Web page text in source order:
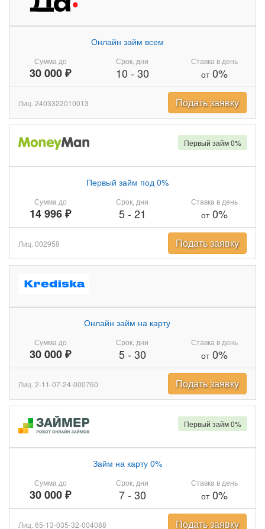
Сумма до
30 000 ₽
Онлайн займ всем
Срок, дни
10 - 30
Ставка в день
от0%
Лиц. 2403322010013 Подать заявку
Сумма до
14 996 ₽
Первый займ под 0%
Срок, дни
5- 21
Ставка в день
от0%
Первый займ 0%
Лиц. 002959 Подать заявку
Сумма до
30 000 ₽
Онлайн займ на карту
Срок, дни
5- 30
Ставка в день
от0%
Лиц. 2-11-07-24-000760 Подать заявку
Сумма до
30 000 ₽
Займ на карту 0%
Срок, дни
7- 30
Ставка в день
от0%
Первый займ 0%
Лиц. 65-13-035-32-004088 Подать заявку